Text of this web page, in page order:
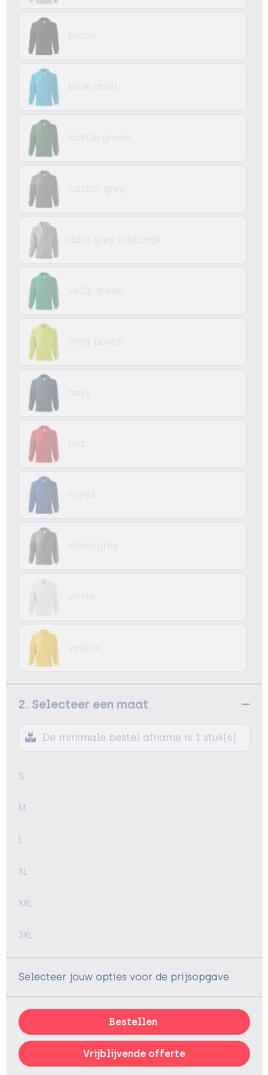
black
blue atoll
bottle green
castor grey
dark grey melange
kelly green
lime punch
navy
red
royal
steel-grey
white
yellow
2. Selecteer een maat
De minimale bestel afname is 1 stuk(s)
S
M
L
XL
XXL
3XL
Selecteer jouw opties voor de prijsopgave.
Bestellen
Vrijblijvende offerte